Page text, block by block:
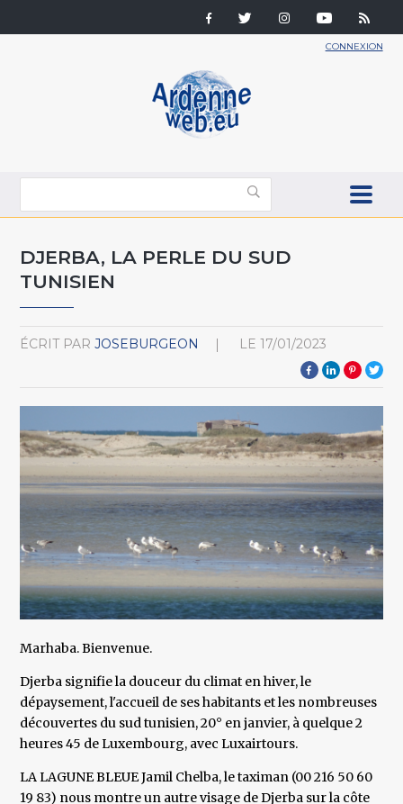
CONNEXION
DJERBA, LA PERLE DU SUD
TUNISIEN
ÉCRIT PAR JOSEBURGEON LE 17/01/2023
Marhaba. Bienvenue.
Djerba signifie la douceur du climat en hiver, le
dépaysement, l'accueil de ses habitants et les nombreuses
découvertes du sud tunisien, 20° en janvier, à quelque 2
heures 45 de Luxembourg, avec Luxairtours.
LA LAGUNE BLEUE Jamil Chelba, le taximan (00 216 50 60
19 83) nous montre un autre visage de Djerba sur la côte